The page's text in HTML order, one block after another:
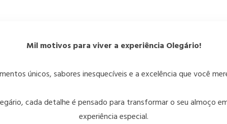
Mil motivos para viver a experiência Olegário!
únicos, sabores inesquecíveis e a excelência que você
cada detalhe é pensado para transformar o seu almoço
experiência especial.